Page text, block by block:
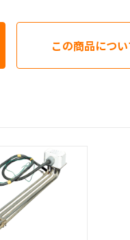
この商品につ